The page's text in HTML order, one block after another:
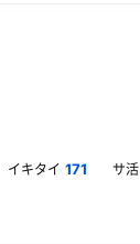
イキタイ 171 サ活